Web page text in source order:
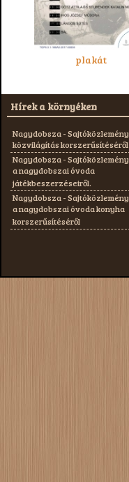
plakát
Hírek a környéken
Nagydobsza - Sajtóközlemény
közvilágítás korszerűsítéséről
Nagydobsza - Sajtóközlemény
a nagydobszai óvoda
játékbeszerzéseiről.
Nagydobsza - Sajtóközlemény
a nagydobszai óvoda konyha
korszerűsítéséről